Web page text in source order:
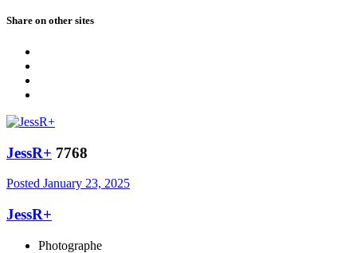
Share on other sites
JessR+ 7768
Posted January 23, 2025
JessR+
Photographe